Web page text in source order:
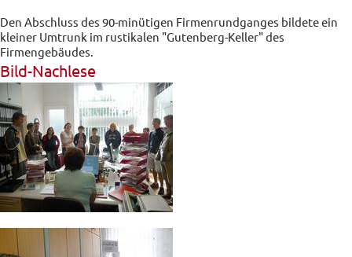
Den Abschluss des 90-minütigen Firmenrundganges bildete ein
kleiner Umtrunk im rustikalen "Gutenberg-Keller" des
Firmengebäudes.
Bild-Nachlese